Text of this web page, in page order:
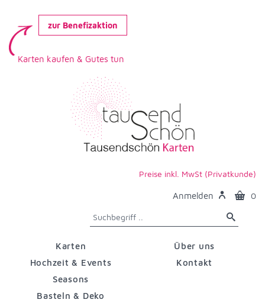
zur Benefizaktion
Karten kaufen & Gutes tun
Preise inkl. MwSt (Privatkunde)
Anmelden 0
Karten
Hochzeit & Events
Seasons
Basteln & Deko
Über uns
Kontakt